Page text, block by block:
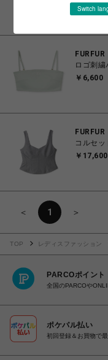
FURFUR
ロゴ刺
￥6,600
FURFUR
コルセッ
￥17,600
＜ 1 ＞
TOP レディスファッション
PARCOポイント
全国のPARCOや
ポケパル払い
初回登録＆お買物で
Switch